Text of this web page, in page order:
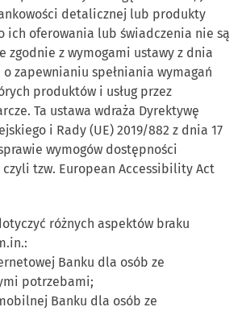
detalicznej lub produkty
ich oferowania lub świadczenia nie są
zgodnie z wymogami ustawy z dnia
zapewnianiu spełniania wymagań
produktów i usług przez
Ta ustawa wdraża Dyrektywę
i Rady (UE) 2019/882 z dnia 17
wymogów dostępności
czyli tzw. European Accessibility Act
różnych aspektów braku
Banku dla osób ze
potrzebami;
Banku dla osób ze